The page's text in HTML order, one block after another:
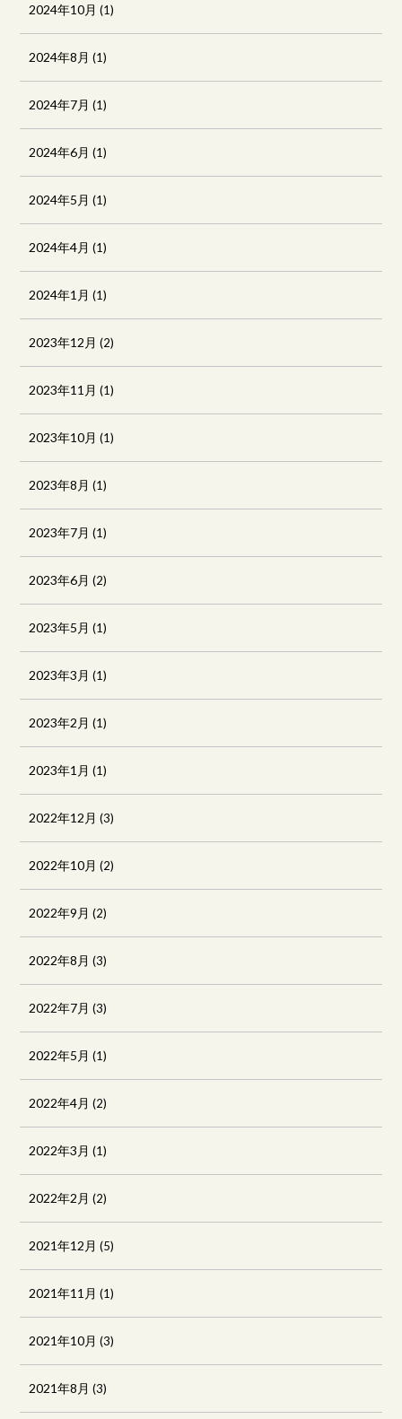
2024年10月 (1)
2024年8月 (1)
2024年7月 (1)
2024年6月 (1)
2024年5月 (1)
2024年4月 (1)
2024年1月 (1)
2023年12月 (2)
2023年11月 (1)
2023年10月 (1)
2023年8月 (1)
2023年7月 (1)
2023年6月 (2)
2023年5月 (1)
2023年3月 (1)
2023年2月 (1)
2023年1月 (1)
2022年12月 (3)
2022年10月 (2)
2022年9月 (2)
2022年8月 (3)
2022年7月 (3)
2022年5月 (1)
2022年4月 (2)
2022年3月 (1)
2022年2月 (2)
2021年12月 (5)
2021年11月 (1)
2021年10月 (3)
2021年8月 (3)